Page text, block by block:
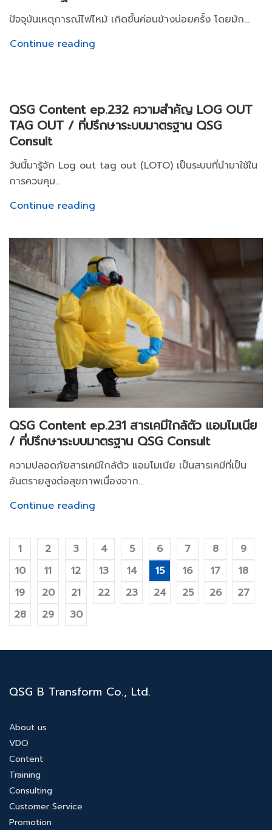
ปัจจุบันเหตุการณ์ไฟไหม้ เกิดขึ้นค่อนข้างบ่อยครั้ง โดยมัก...
Continue reading
QSG Content ep.232 ความสำคัญ LOG OUT
TAG OUT / ที่ปรึกษาระบบมาตรฐาน QSG
Consult
วันนี้มารู้จัก Log out tag out (LOTO) เป็นระบบที่นำมาใช้ใน
การควบคุม...
Continue reading
QSG Content ep.231 สารเคมีใกล้ตัว แอมโมเนีย
/ ที่ปรึกษาระบบมาตรฐาน QSG Consult
ความปลอดภัยสารเคมีใกล้ตัว แอมโมเนีย เป็นสารเคมีที่เป็น
อันตรายสูงต่อสุขภาพเนื่องจาก...
Continue reading
1 2 3 4 5 6 7 8
9
10
11 12 13 14 15 16 17
18
19
20 21 22 23 24 25 26
27
28
29 30
QSG B Transform Co., Ltd.
About us
VDO
Content
Training
Consulting
Customer Service
Promotion